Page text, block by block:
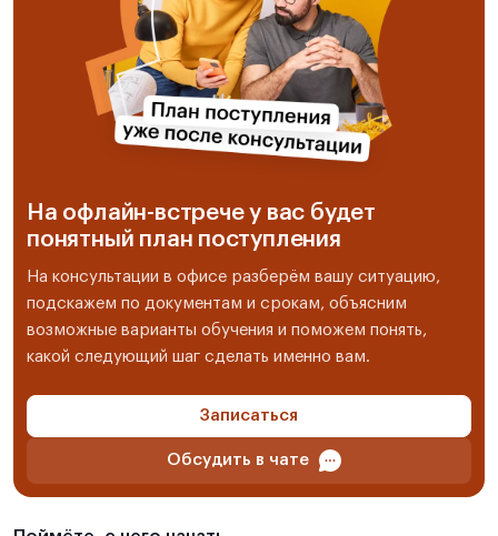
На офлайн-встрече у вас будет
понятный план поступления
На консультации в офисе разберём вашу ситуацию,
подскажем по документам и срокам, объясним
возможные варианты обучения и поможем понять,
какой следующий шаг сделать именно вам.
Записаться
Обсудить в чате